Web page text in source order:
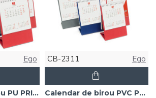
Ego
Calendar de birou PU PRISMA 2026
CB-2311 Ego
Calendar de birou PVC PRISMA 2026